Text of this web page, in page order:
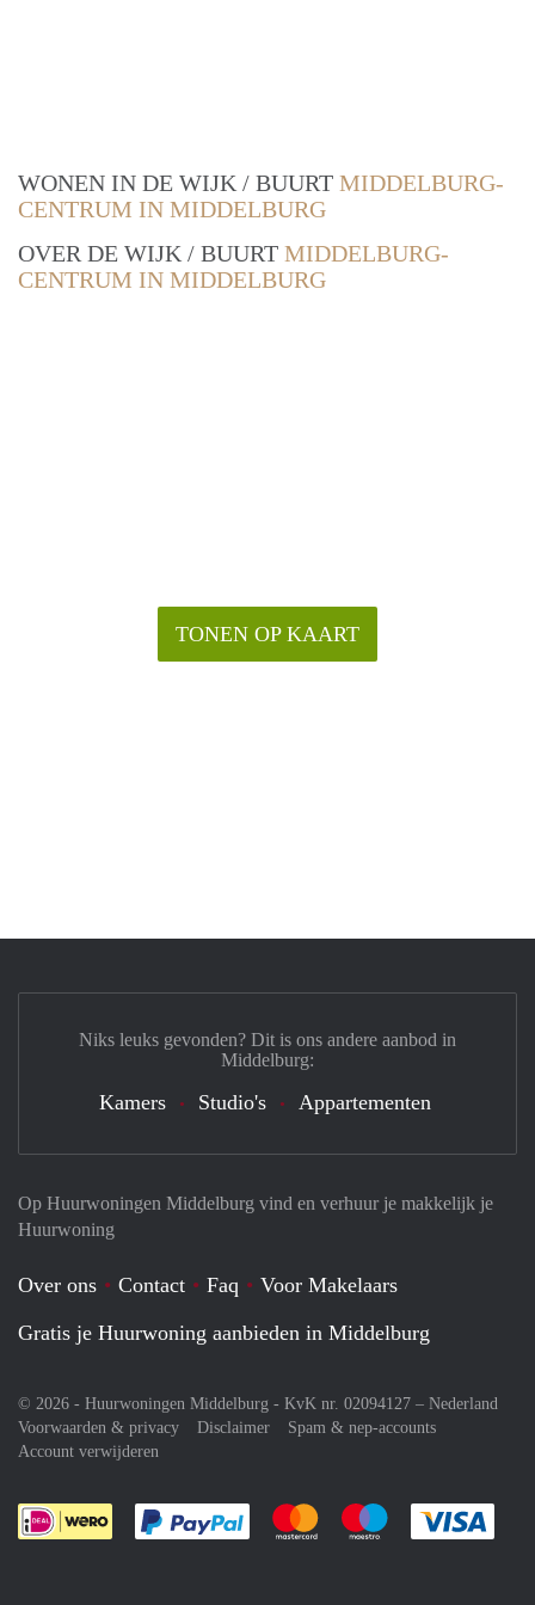
WONEN IN DE WIJK / BUURT MIDDELBURG-
CENTRUM IN MIDDELBURG
OVER DE WIJK / BUURT MIDDELBURG-
CENTRUM IN MIDDELBURG
TONEN OP KAART
Op Huurwoningen Middelburg vind en verhuur je makkelijk je
Huurwoning
Over ons Contact Faq
Voor Makelaars
Gratis je Huurwoning aanbieden in Middelburg
© 2026 - Huurwoningen Middelburg - KvK nr. 02094127 – Nederland
Voorwaarden & privacy
Disclaimer
Spam & nep-accounts
Account verwijderen
Je rekent gemakkelijk af met Paypal
Je rekent gemakkelijk af met
Je rekent
Niks leuks gevonden? Dit is ons andere aanbod in
Middelburg:
Kamers Studio's Appartementen